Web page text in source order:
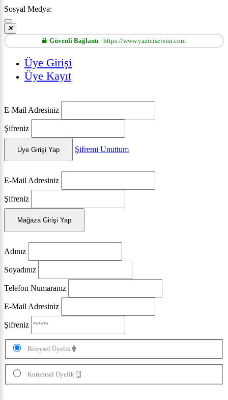
Sosyal Medya:
Güvenli Bağlantı https://www.yaziciservisi.com
Üye Girişi
Üye Kayıt
E-Mail Adresiniz
Şifreniz
Üye Girişi Yap Şifremi Unuttum
E-Mail Adresiniz
Şifreniz
Mağaza Girişi Yap
Adınız
Soyadınız
Telefon Numaranız
E-Mail Adresiniz
Şifreniz
Bireysel Üyelik
Kurumsal Üyelik